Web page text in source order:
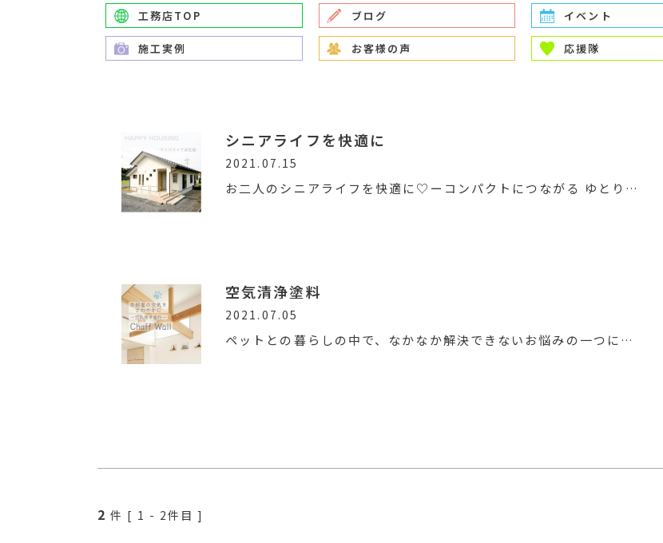
工務店TOP ブログ イベント
施工実例 お客様の声 応援隊
シニアライフを快適に
2021.07.15
お二人のシニアライフを快適に♡ーコンパクトにつながる ゆとり…
空気清浄塗料
2021.07.05
ペットとの暮らしの中で、なかなか解決できないお悩みの一つに…
2 件 [ 1 - 2件目 ]